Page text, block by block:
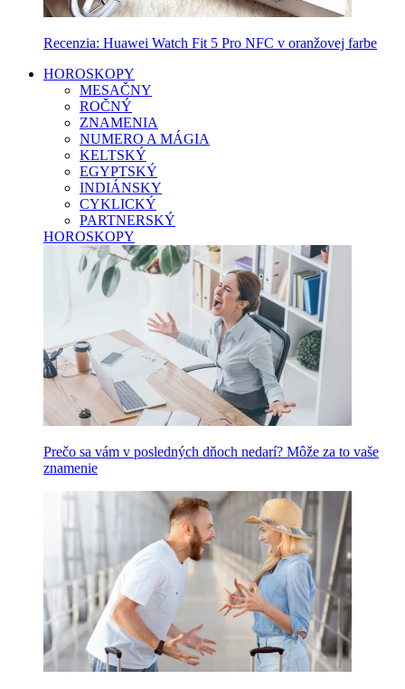
Recenzia: Huawei Watch Fit 5 Pro NFC v oranžovej farbe
HOROSKOPY
MESAČNY
ROČNÝ
ZNAMENIA
NUMERO A MÁGIA
KELTSKÝ
EGYPTSKÝ
INDIÁNSKY
CYKLICKÝ
PARTNERSKÝ
HOROSKOPY
Prečo sa vám v posledných dňoch nedarí? Môže za to vaše
znamenie